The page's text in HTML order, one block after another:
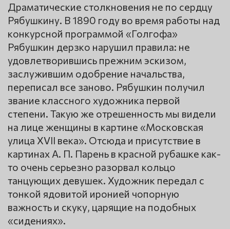
Драматические столкновения не по сердцу
Рябушкину. В 1890 году во время работы над
конкурсной программой «Голгофа»
Рябушкин дерзко нарушил правила: не
удовлетворившись прежним эскизом,
заслужившим одобрение начальства,
переписал все заново. Рябушкин получил
звание классного художника первой
степени. Такую же отрешенность мы видели
на лице женщины в картине «Московская
улица XVII века». Отсюда и присутствие в
картинах А. П. Парень в красной рубашке как-
то очень серьезно разорвал кольцо
танцующих девушек. Художник передал с
тонкой ядовитой иронией чопорную
важность и скуку, царящие на подобных
«сидениях».